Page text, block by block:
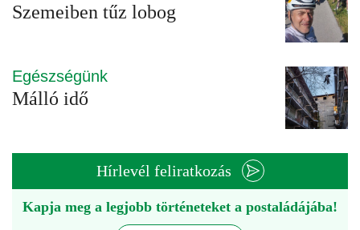
Szemeiben tűz lobog
Egészségünk
Málló idő
Hírlevél feliratkozás
Kapja meg a legjobb történeteket a postaládájába!